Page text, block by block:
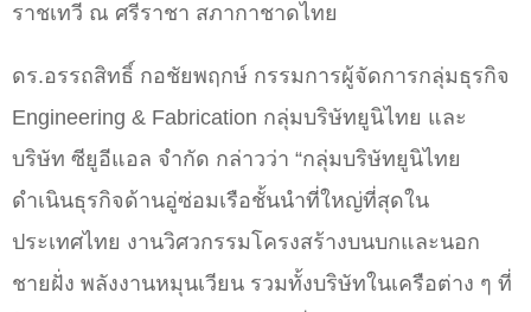
ราชเทวี ณ ศรีราชา สภากาชาดไทย
ดร.อรรถสิทธิ์ กอชัยพฤกษ์ กรรมการผู้จัดการกลุ่มธุรกิจ
Engineering & Fabrication กลุ่มบริษัทยูนิไทย และ
บริษัท ซียูอีแอล จำกัด กล่าวว่า “กลุ่มบริษัทยูนิไทย
ดำเนินธุรกิจด้านอู่ซ่อมเรือชั้นนำที่ใหญ่ที่สุดใน
ประเทศไทย งานวิศวกรรมโครงสร้างบนบกและนอก
ชายฝั่ง พลังงานหมุนเวียน รวมทั้งบริษัทในเครือต่าง ๆ ที่